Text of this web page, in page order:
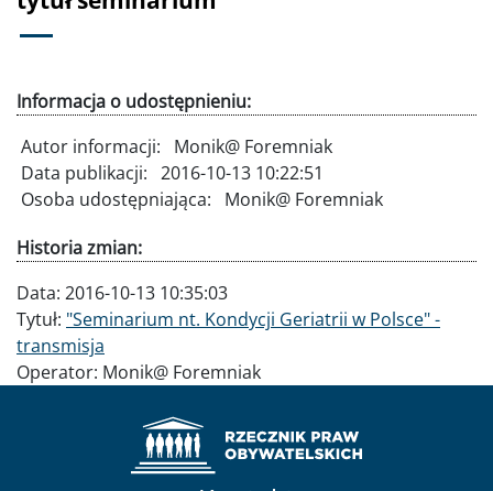
Informacja o udostępnieniu:
Autor informacji:
Monik@ Foremniak
Data publikacji: 2016-10-13 10:22:51
Osoba udostępniająca:
Monik@ Foremniak
Historia zmian:
Data: 2016-10-13 10:35:03
Tytuł: "Seminarium nt. Kondycji Geriatrii w Polsce" -
transmisja
Operator: Monik@ Foremniak